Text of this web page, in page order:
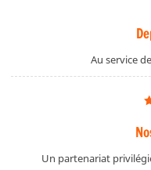
Au service
Un partenariat